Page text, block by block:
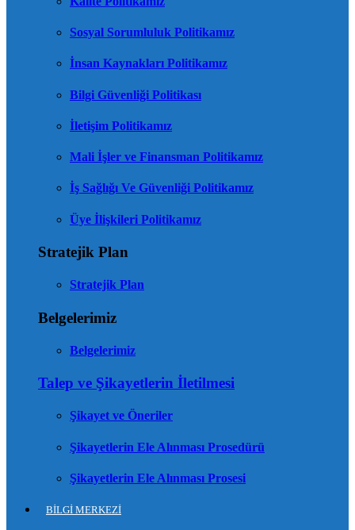
Sosyal Sorumluluk Politikamız
İnsan Kaynakları Politikamız
Bilgi Güvenliği Politikası
İletişim Politikamız
Mali İşler ve Finansman Politikamız
İş Sağlığı Ve Güvenliği Politikamız
Üye İlişkileri Politikamız
Stratejik Plan
Stratejik Plan
Belgelerimiz
Belgelerimiz
Talep ve Şikayetlerin İletilmesi
Şikayet ve Öneriler
Şikayetlerin Ele Alınması Prosedürü
Şikayetlerin Ele Alınması Prosesi
BİLGİ MERKEZİ